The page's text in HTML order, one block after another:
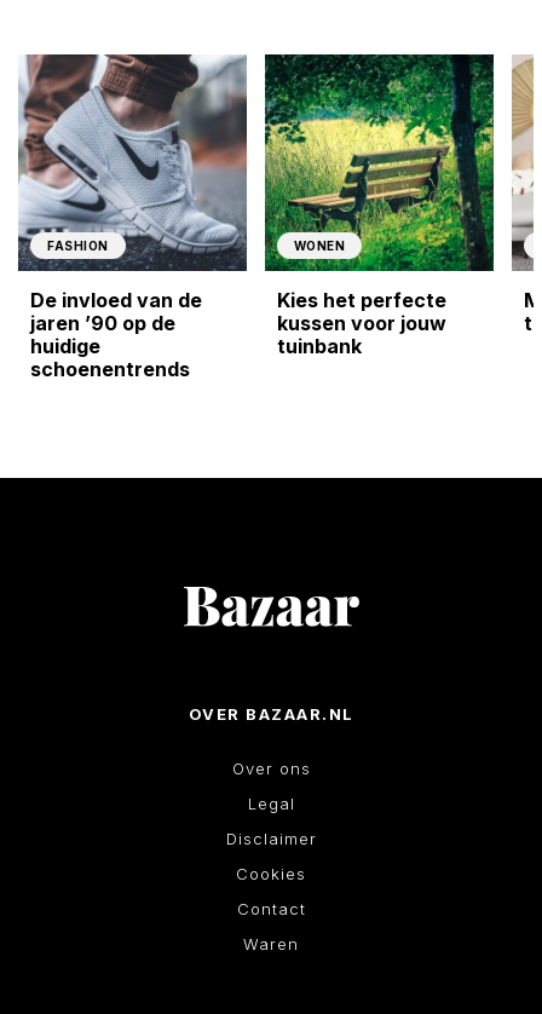
FASHION
De invloed van de
jaren ’90 op de
huidige
schoenentrends
WONEN
Kies het perfecte
kussen voor jouw
tuinbank
OVER BAZAAR.NL
Over ons
Legal
Disclaimer
Cookies
Contact
Waren